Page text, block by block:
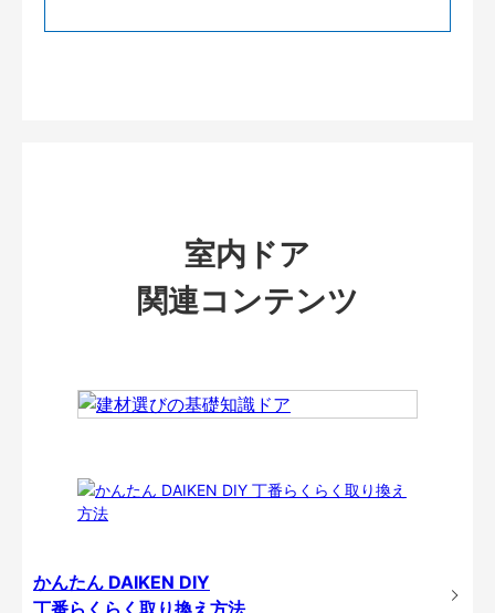
室内ドア
関連コンテンツ
かんたん DAIKEN DIY
丁番らくらく取り換え方法